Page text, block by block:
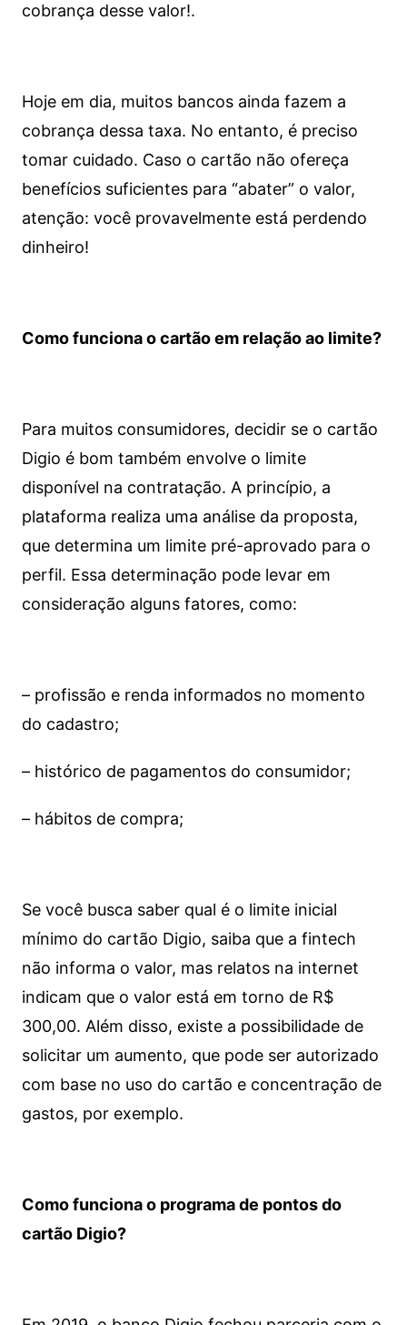
cobrança desse valor!.
Hoje em dia, muitos bancos ainda fazem a
cobrança dessa taxa. No entanto, é preciso
tomar cuidado. Caso o cartão não ofereça
benefícios suficientes para “abater” o valor,
atenção: você provavelmente está perdendo
dinheiro!
Como funciona o cartão em relação ao limite?
Para muitos consumidores, decidir se o cartão
Digio é bom também envolve o limite
disponível na contratação. A princípio, a
plataforma realiza uma análise da proposta,
que determina um limite pré-aprovado para o
perfil. Essa determinação pode levar em
consideração alguns fatores, como:
– profissão e renda informados no momento
do cadastro;
– histórico de pagamentos do consumidor;
– hábitos de compra;
Se você busca saber qual é o limite inicial
mínimo do cartão Digio, saiba que a fintech
não informa o valor, mas relatos na internet
indicam que o valor está em torno de R$
300,00. Além disso, existe a possibilidade de
solicitar um aumento, que pode ser autorizado
com base no uso do cartão e concentração de
gastos, por exemplo.
Como funciona o programa de pontos do
cartão Digio?